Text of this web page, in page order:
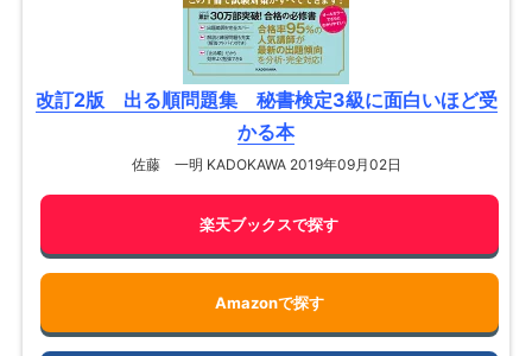
改訂2版 出る順問題集 秘書検定3級に面白いほど受
かる本
佐藤 一明 KADOKAWA 2019年09月02日
楽天ブックスで探す
Amazonで探す